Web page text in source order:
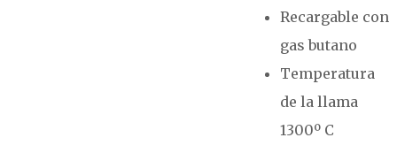
Recargable con
gas butano
Temperatura
de la llama
1300º C